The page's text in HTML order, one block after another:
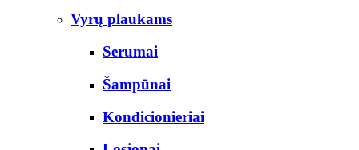
Vyrų plaukams
Serumai
Šampūnai
Kondicionieriai